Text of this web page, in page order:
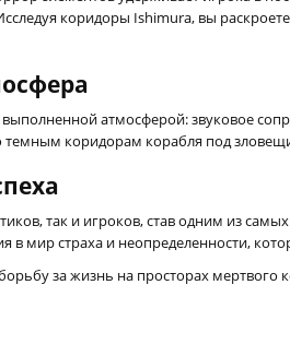
коридоры Ishimura, вы
выполненной атмосферой: звуковое
коридорам корабля под
так и игроков, став одним из
в мир страха и неопределенности,
за жизнь на просторах мертвого